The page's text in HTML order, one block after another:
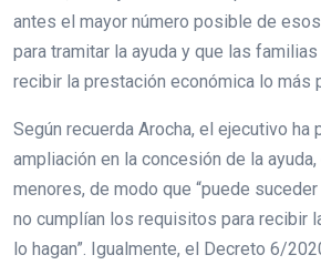
antes el mayor número posible de
para tramitar la ayuda y que las
recibir la prestación económica lo más
Según recuerda Arocha, el ejecutivo ha
ampliación en la concesión de la
menores, de modo que “puede
no cumplían los requisitos para recibir
lo hagan”. Igualmente, el Decreto 6/